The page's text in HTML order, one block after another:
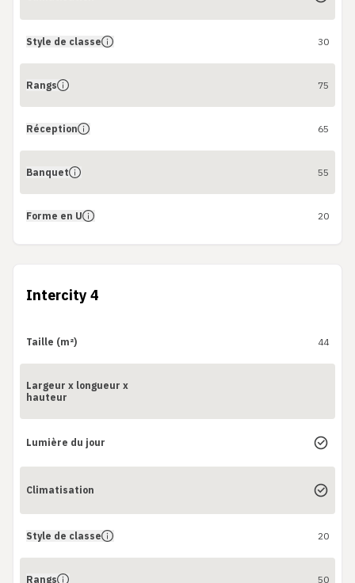
Style de classe 30
Rangs 75
Réception 65
Banquet 55
Forme en U 20
Intercity 4
Taille (m²) 44
Largeur x longueur x
hauteur
Lumière du jour
Climatisation
Style de classe 20
Rangs 50